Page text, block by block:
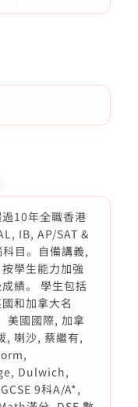
10年全職香港
IB, AP/SAT &
目。自備講義,
學生能力加強
績。 學生包括
和加拿大名
美國國際, 加拿
, 喇沙, 蔡繼有,
Dulwich,
9科A/A*,